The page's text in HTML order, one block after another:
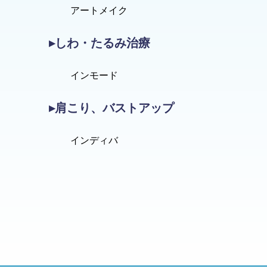
アートメイク
▸しわ・たるみ治療
インモード
▸肩こり、バストアップ
インディバ